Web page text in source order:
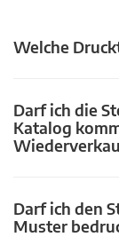
Welche
Darf ich die
Katalog
Darf ich den
Muster